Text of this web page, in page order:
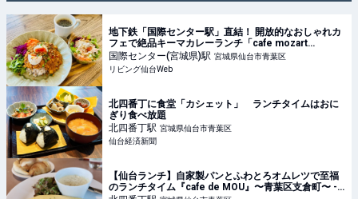
地下鉄「国際センター駅」直結！ 開放的なおしゃれカ
フェで絶品キーマカレーランチ「cafe mozart
Metro」（カフェモーツァルト メトロ）
国際センター(宮城県)駅 宮城県仙台市青葉区
リビング仙台Web
北四番丁に食堂「カシェット」 ランチタイムはおに
ぎり食べ放題
北四番丁駅 宮城県仙台市青葉区
仙台経済新聞
【仙台ランチ】自家製パンとふわとろオムレツで至福
のランチタイム『cafe de MOU』〜青葉区支倉町〜 -